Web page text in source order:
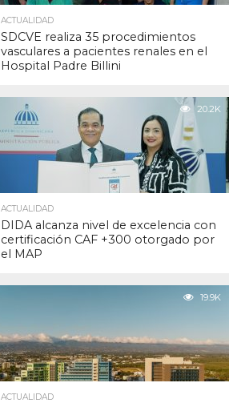
ACTUALIDAD
SDCVE realiza 35 procedimientos
vasculares a pacientes renales en el
Hospital Padre Billini
20.2K
ACTUALIDAD
DIDA alcanza nivel de excelencia con
certificación CAF +300 otorgado por
el MAP
19.9K
ACTUALIDAD